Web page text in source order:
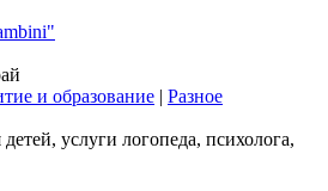
и образование | Разное
услуги логопеда, психолога,